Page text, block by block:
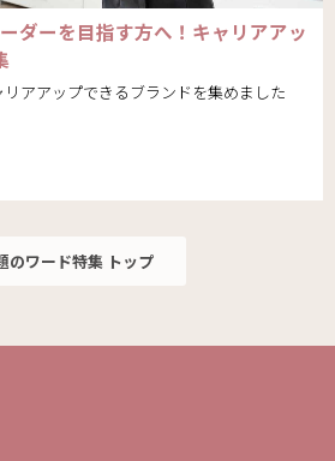
ダーを目指す方へ！キャリアアッ
アアップできるブランドを集めました
のワード特集 トップ